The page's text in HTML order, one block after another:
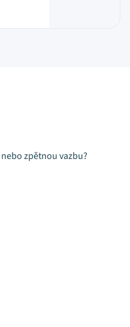
zpětnou vazbu?